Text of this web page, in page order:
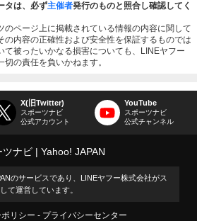
タは、必ず主催者発行のものと照合し確認してく
のページ上に掲載されている情報の内容に関して
の内容の正確性および安全性を保証するものでは
て被ったいかなる損害についても、LINEヤフー
の責任を負いかねます。
X(旧Twitter)
スポーツナビ
公式アカウント
YouTube
スポーツナビ
公式チャンネル
ツナビ Yahoo! JAPAN
のサービスであり、LINEヤフー株式会社がス
て運営しています。
リシー
プライバシーセンター